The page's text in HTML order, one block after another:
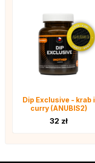
Dip Exclusive - krab i
curry (ANUBIS2)
32 zł